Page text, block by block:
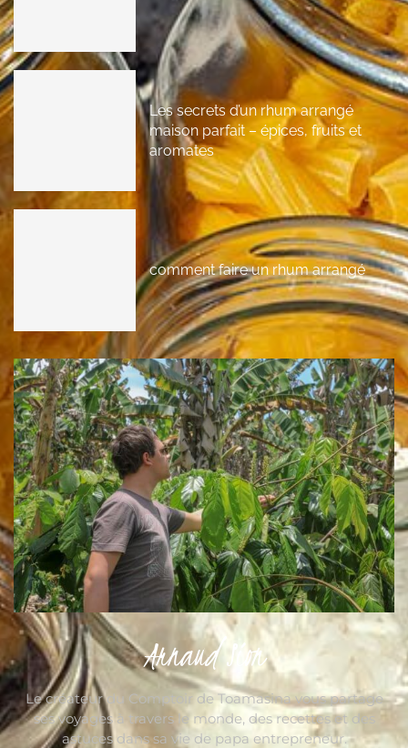
Les secrets d’un rhum arrangé
maison parfait – épices, fruits et
aromates
comment faire un rhum arrangé
Arnaud Sion
Le créateur du Comptoir de Toamasina vous partage
ses voyages à travers le monde, des recettes et des
astuces dans sa vie de papa entrepreneur.